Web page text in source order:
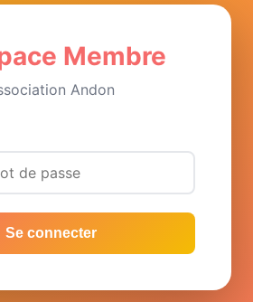
Membre
Andon
Se connecter